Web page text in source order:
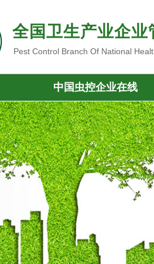
全国卫生产业企
Pest Control Branch Of National
中国虫控企业在线